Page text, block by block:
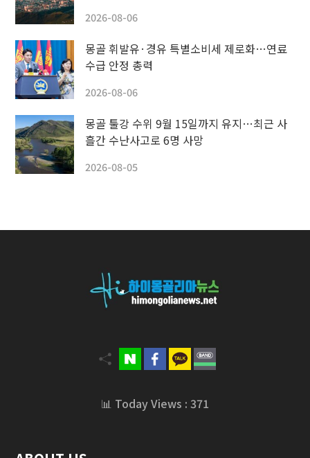
2026-08-06
몽골 휘발유·경유 특별소비세 제로화…연료
수급 안정 총력
2026-08-06
몽골 툴강 수위 9월 15일까지 유지…최근 사
흘간 수난사고로 6명 사망
2026-08-05
📊 Today Views : 371